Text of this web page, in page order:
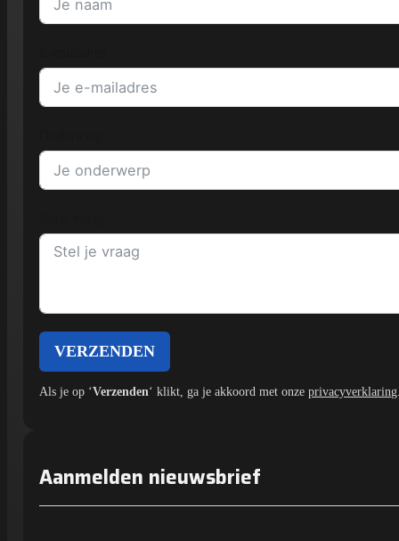
VERZENDEN
Als je op ‘Verzenden‘ klikt, ga je akkoord met onze
Aanmelden nieuwsbrief